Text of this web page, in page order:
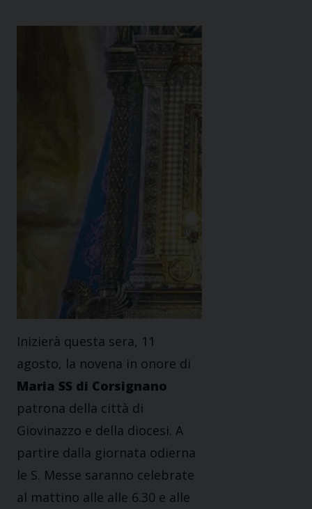
Inizierà questa sera, 11
agosto, la novena in onore di
Maria SS di Corsignano
patrona della città di
Giovinazzo e della diocesi. A
partire dalla giornata odierna
le S. Messe saranno celebrate
al mattino alle alle 6.30 e alle